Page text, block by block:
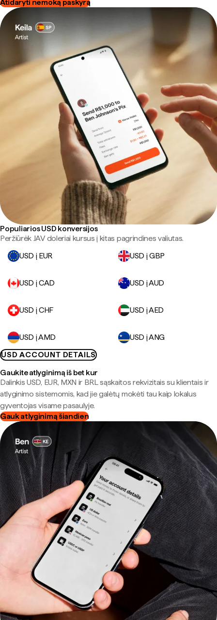
Atidaryti nemoką paskyrą
Populiarios USD konversijos
Peržiūrėk JAV doleriai kursus į kitas pagrindines valiutas.
USD į EUR
USD į GBP
USD į CAD USD į AUD
USD į CHF USD į AED
USD į AMD
USD į ANG
USD ACCOUNT DETAILS
Gaukite atlyginimą iš bet kur
Dalinkis USD, EUR, MXN ir BRL sąskaitos rekvizitais su klientais ir
atlyginimo sistemomis, kad jie galėtų mokėti tau kaip lokalus
gyventojas visame pasaulyje.
Gauk atlyginimą šiandien